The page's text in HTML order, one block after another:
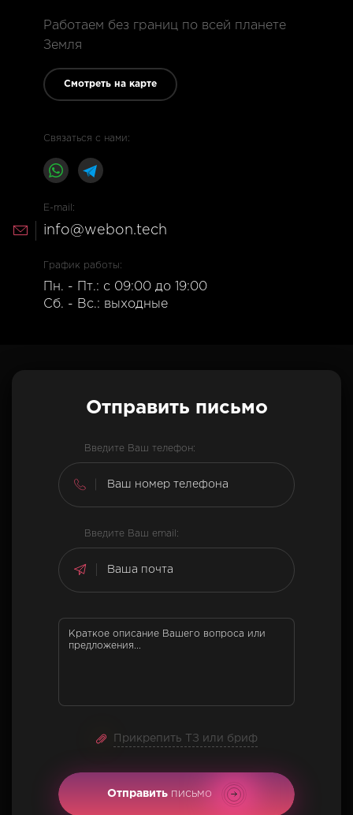
Работаем без границ по всей планете
Земля
Смотреть на карте
Связаться с нами:
E-mail:
info@webon.tech
График работы:
Пн. - Пт.: с 09:00 до 19:00
Сб. - Вс.: выходные
Отправить письмо
Введите Ваш телефон:
Введите Ваш email:
Прикрепить ТЗ или бриф
Отправить письмо